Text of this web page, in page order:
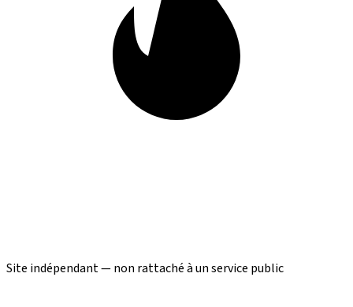
Site indépendant — non rattaché à un service public